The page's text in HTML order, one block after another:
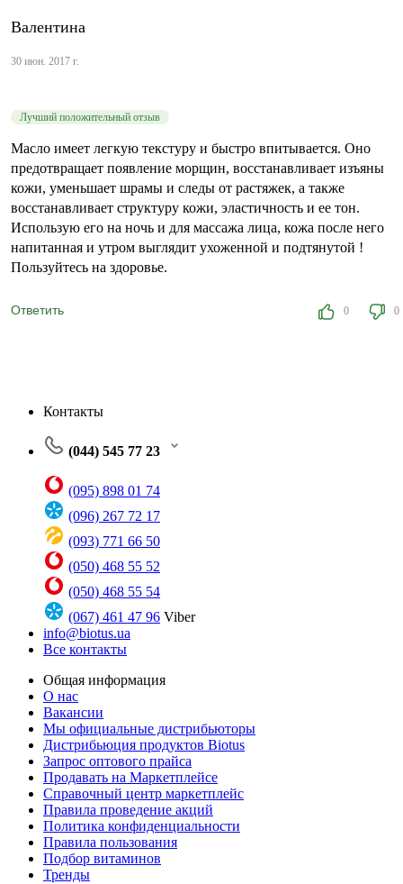
Валентина
30 июн. 2017 г.
Лучший положительный отзыв
Масло имеет легкую текстуру и быстро впитывается. Оно
предотвращает появление морщин, восстанавливает изъяны
кожи, уменьшает шрамы и следы от растяжек, а также
восстанавливает структуру кожи, эластичность и ее тон.
Использую его на ночь и для массажа лица, кожа после него
напитанная и утром выглядит ухоженной и подтянутой !
Пользуйтесь на здоровье.
Ответить 0 0
Контакты
(044) 545 77 23
(095) 898 01 74
(096) 267 72 17
(093) 771 66 50
(050) 468 55 52
(050) 468 55 54
(067) 461 47 96 Viber
info@biotus.ua
Все контакты
Общая информация
О нас
Вакансии
Мы официальные дистрибьюторы
Дистрибьюция продуктов Biotus
Запрос оптового прайса
Продавать на Маркетплейсе
Справочный центр маркетплейс
Правила проведение акций
Политика конфиденциальности
Правила пользования
Подбор витаминов
Тренды